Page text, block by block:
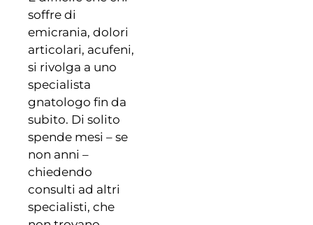
soffre di
emicrania, dolori
articolari, acufeni,
si rivolga a uno
specialista
gnatologo fin da
subito. Di solito
spende mesi – se
non anni –
chiedendo
consulti ad altri
specialisti, che